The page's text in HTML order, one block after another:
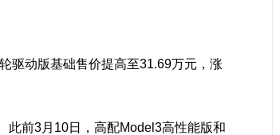
驱动版基础售价提高至31.69万元，涨
前3月10日，高配Model3高性能版和